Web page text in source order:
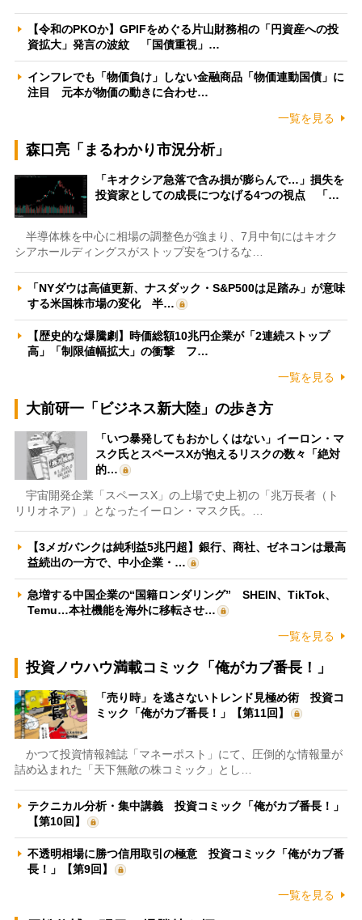
【令和のPKOか】GPIFをめぐる片山財務相の「円資産への投
資拡大」発言の波紋 「国債重視」…
インフレでも「物価負け」しない金融商品「物価連動国債」に
注目 元本が物価の動きに合わせ…
一覧を見る
森口亮「まるわかり市況分析」
「キオクシア急落で含み損が膨らんで…」損失を
投資家としての成長につなげる4つの視点 「…
半導体株を中心に相場の調整色が強まり、7月中旬にはキオク
シアホールディングスがストップ安をつけるな…
「NYダウは高値更新、ナスダック・S&P500は足踏み」が意味
する米国株市場の変化 半…
【歴史的な爆騰劇】時価総額10兆円企業が「2連続ストップ
高」「制限値幅拡大」の衝撃 フ…
一覧を見る
大前研一「ビジネス新大陸」の歩き方
「いつ暴発してもおかしくはない」イーロン・マ
スク氏とスペースXが抱えるリスクの数々「絶対
的…
宇宙開発企業「スペースX」の上場で史上初の「兆万長者（ト
リリオネア）」となったイーロン・マスク氏。…
【3メガバンクは純利益5兆円超】銀行、商社、ゼネコンは最高
益続出の一方で、中小企業・…
急増する中国企業の“国籍ロンダリング” SHEIN、TikTok、
Temu…本社機能を海外に移転させ…
一覧を見る
投資ノウハウ満載コミック「俺がカブ番長！」
「売り時」を逃さないトレンド見極め術 投資コ
ミック「俺がカブ番長！」【第11回】
かつて投資情報雑誌「マネーポスト」にて、圧倒的な情報量が
詰め込まれた「天下無敵の株コミック」とし…
テクニカル分析・集中講義 投資コミック「俺がカブ番長！」
【第10回】
不透明相場に勝つ信用取引の極意 投資コミック「俺がカブ番
長！」【第9回】
一覧を見る